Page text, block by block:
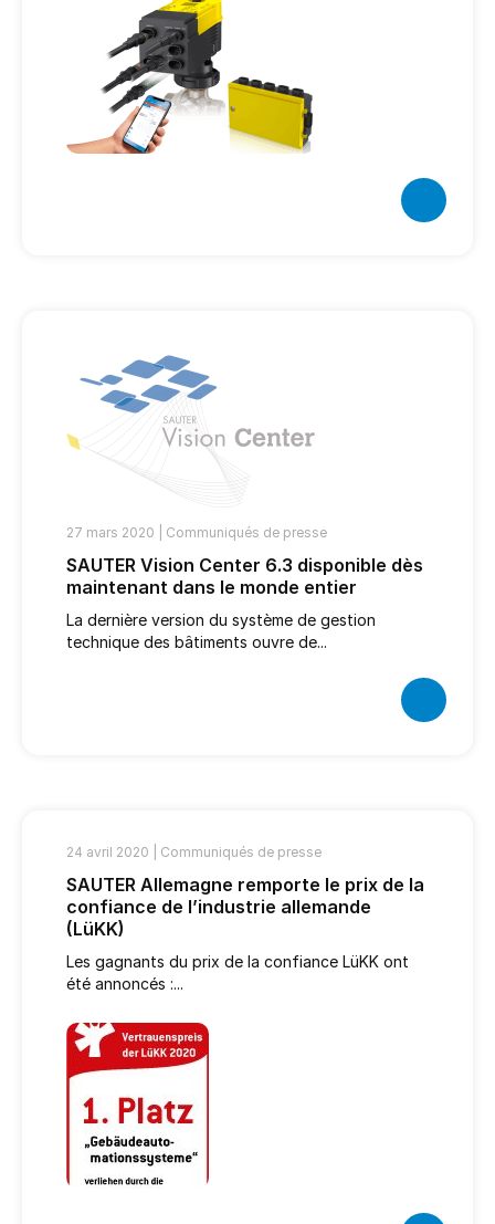
27 mars 2020 | Communiqués de presse
SAUTER Vision Center 6.3 disponible dès
maintenant dans le monde entier
La dernière version du système de gestion
technique des bâtiments ouvre de...
24 avril 2020 | Communiqués de presse
SAUTER Allemagne remporte le prix de la
confiance de l’industrie allemande
(LüKK)
Les gagnants du prix de la confiance LüKK ont
été annoncés :...